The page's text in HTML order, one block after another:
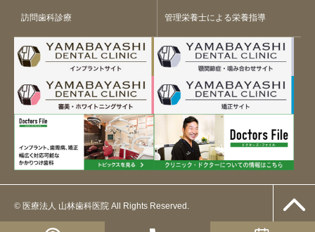
訪問歯科診療 管理栄養士による栄養指導
© 医療法人 山林歯科医院 All Rights Reserved.